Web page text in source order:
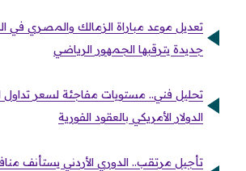
تعديل موعد مباراة الزمالك والمصري في
جديدة يترقبها الجمهور الرياضي
تحليل فني.. مستويات مفاجئة لسعر تداول
الدولار الأمريكي بالعقود الفورية
تأجيل مرتقب.. الدوري الأردني يستأنف